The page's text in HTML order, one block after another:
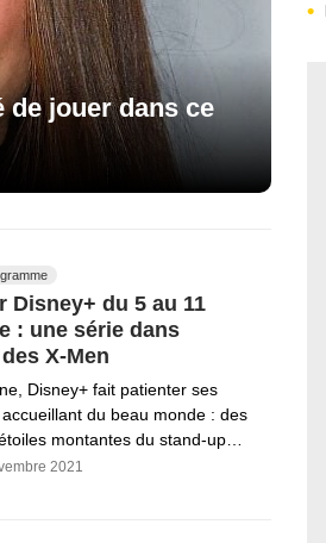
de jouer dans ce
Disney+ du 5 au 11
: une série dans
X-Men
Disney+ fait patienter ses
du beau monde : des
montantes du stand-up…
2021